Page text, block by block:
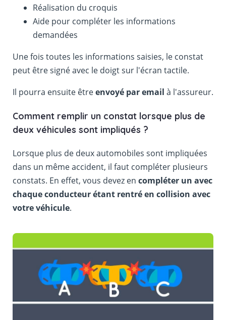
Réalisation du croquis
Aide pour compléter les informations
demandées
Une fois toutes les informations saisies, le constat
peut être signé avec le doigt sur l'écran tactile.
Il pourra ensuite êtreenvoyé par email à l'assureur.
Comment remplir un constat lorsque plus de
deux véhicules sont impliqués ?
Lorsque plus de deux automobiles sont impliquées
dans un même accident, il faut compléter plusieurs
constats. En effet, vous devez en compléter un avec
chaque conducteur étant rentré en collision avec
votre véhicule.